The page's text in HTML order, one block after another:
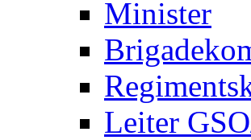
Minister
Leiter